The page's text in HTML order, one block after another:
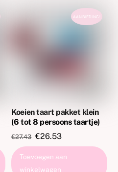
AANBIEDING!
Koeien taart pakket klein
(6 tot 8 persoons taartje)
€27.43 Oorspronkelijke
prijs
was:
€26.53Huidige
prijs
is:
Toevoegen aan
winkelwagen